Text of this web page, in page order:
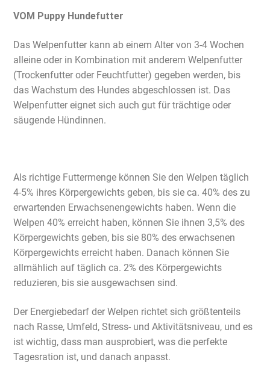
VOM Puppy Hundefutter
Das Welpenfutter kann ab einem Alter von 3-4 Wochen
alleine oder in Kombination mit anderem Welpenfutter
(Trockenfutter oder Feuchtfutter) gegeben werden, bis
das Wachstum des Hundes abgeschlossen ist. Das
Welpenfutter eignet sich auch gut für trächtige oder
säugende Hündinnen.
Als richtige Futtermenge können Sie den Welpen täglich
4-5% ihres Körpergewichts geben, bis sie ca. 40% des zu
erwartenden Erwachsenengewichts haben. Wenn die
Welpen 40% erreicht haben, können Sie ihnen 3,5% des
Körpergewichts geben, bis sie 80% des erwachsenen
Körpergewichts erreicht haben. Danach können Sie
allmählich auf täglich ca. 2% des Körpergewichts
reduzieren, bis sie ausgewachsen sind.
Der Energiebedarf der Welpen richtet sich größtenteils
nach Rasse, Umfeld, Stress- und Aktivitätsniveau, und es
ist wichtig, dass man ausprobiert, was die perfekte
Tagesration ist, und danach anpasst.